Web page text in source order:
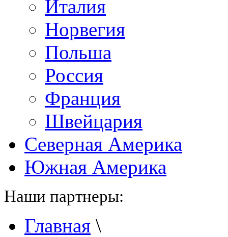
Италия
Норвегия
Польша
Россия
Франция
Швейцария
Северная Америка
Южная Америка
Наши партнеры:
Главная \